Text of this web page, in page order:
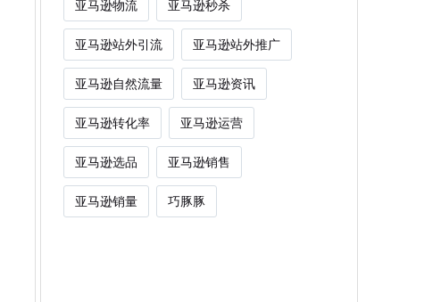
亚马逊物流 亚马逊秒杀
亚马逊站外引流 亚马逊站外推广
亚马逊自然流量 亚马逊资讯
亚马逊转化率 亚马逊运营
亚马逊选品 亚马逊销售
亚马逊销量 巧豚豚